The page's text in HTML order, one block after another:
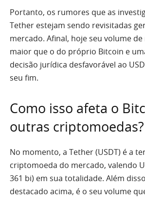
Portanto, os rumores que as
Tether estejam sendo revisitadas
mercado. Afinal, hoje seu volume de
maior que o do próprio Bitcoin e
decisão jurídica desfavorável ao
seu fim.
Como isso afeta o
outras criptomoedas?
No momento, a Tether (USDT) é a
criptomoeda do mercado, valendo
361 bi) em sua totalidade. Além
destacado acima, é o seu volume